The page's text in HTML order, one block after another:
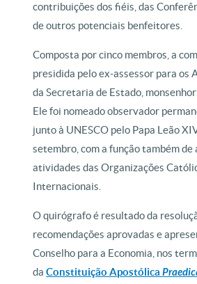
contribuições dos fiéis, das
de outros potenciais benfeitores.
Composta por cinco membros, a
presidida pelo ex-assessor para os
da Secretaria de Estado,
Ele foi nomeado observador
junto à UNESCO pelo Papa Leão
setembro, com a função também de
atividades das Organizações
Internacionais.
O quirógrafo é resultado da
recomendações aprovadas e
Conselho para a Economia, nos
daConstituição Apostólica